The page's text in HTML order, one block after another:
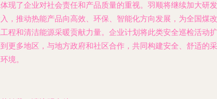
现了企业对社会责任和产品质量的重视。羽顺将继续加大研发
，推动热能产品向高效、环保、智能化方向发展，为全国煤改
程和清洁能源采暖贡献力量。企业计划将此类安全巡检活动扩
更多地区，与地方政府和社区合作，共同构建安全、舒适的采
境。